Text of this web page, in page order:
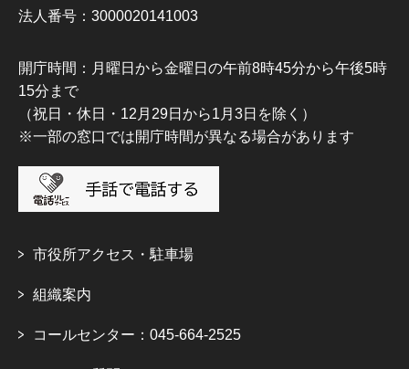
法人番号：3000020141003
開庁時間：月曜日から金曜日の午前8時45分から午後5時
15分まで
（祝日・休日・12月29日から1月3日を除く）
※一部の窓口では開庁時間が異なる場合があります
市役所アクセス・駐車場
組織案内
コールセンター：045-664-2525